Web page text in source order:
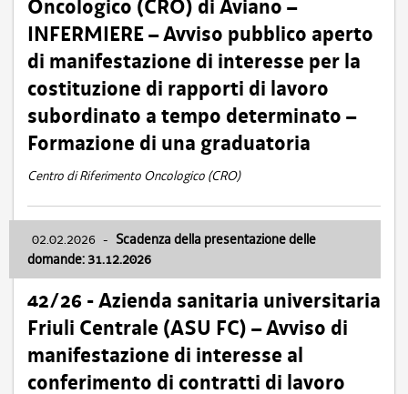
Oncologico (CRO) di Aviano –
INFERMIERE – Avviso pubblico aperto
di manifestazione di interesse per la
costituzione di rapporti di lavoro
subordinato a tempo determinato –
Formazione di una graduatoria
Centro di Riferimento Oncologico (CRO)
02.02.2026 - Scadenza della presentazione delle
domande: 31.12.2026
42/26 - Azienda sanitaria universitaria
Friuli Centrale (ASU FC) – Avviso di
manifestazione di interesse al
conferimento di contratti di lavoro